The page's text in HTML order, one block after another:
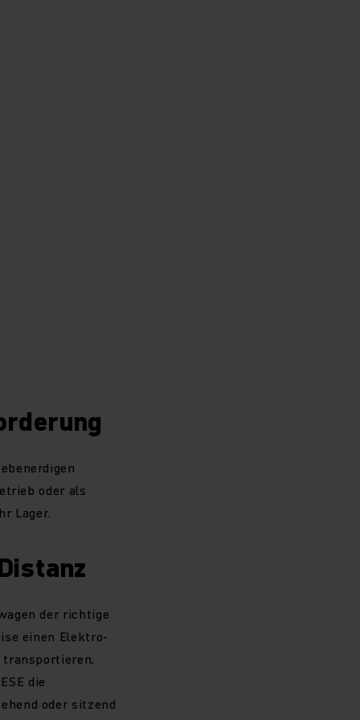
oder als
Lager.
der richtige
einen Elektro-
die
oder sitzend